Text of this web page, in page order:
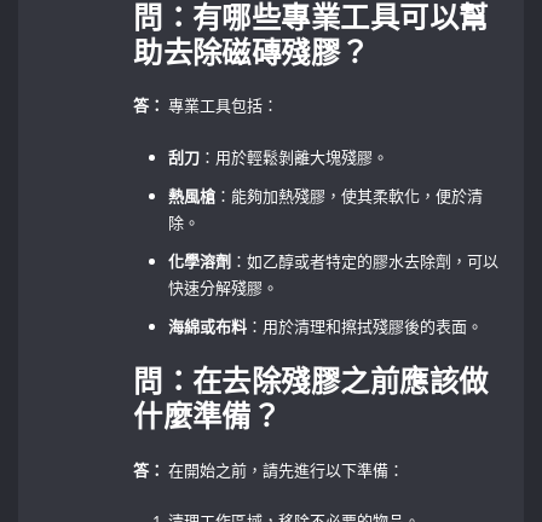
問：有哪些專業工具可以幫
助去除磁磚殘膠？
答： 專業工具包括：
刮刀 ：用於輕鬆剝離大塊殘膠。
熱風槍 ：能夠加熱殘膠，使其柔軟化，便於清
除。
化學溶劑 ：如乙醇或者特定的膠水去除劑，可以
快速分解殘膠。
海綿或布料 ：用於清理和擦拭殘膠後的表面。
問：在去除殘膠之前應該做
什麼準備？
答： 在開始之前，請先進行以下準備：